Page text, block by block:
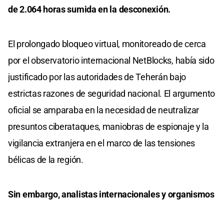
de 2.064 horas sumida en la desconexión.
El prolongado bloqueo virtual, monitoreado de cerca
por el observatorio internacional NetBlocks, había sido
justificado por las autoridades de Teherán bajo
estrictas razones de seguridad nacional. El argumento
oficial se amparaba en la necesidad de neutralizar
presuntos ciberataques, maniobras de espionaje y la
vigilancia extranjera en el marco de las tensiones
bélicas de la región.
Sin embargo, analistas internacionales y organismos